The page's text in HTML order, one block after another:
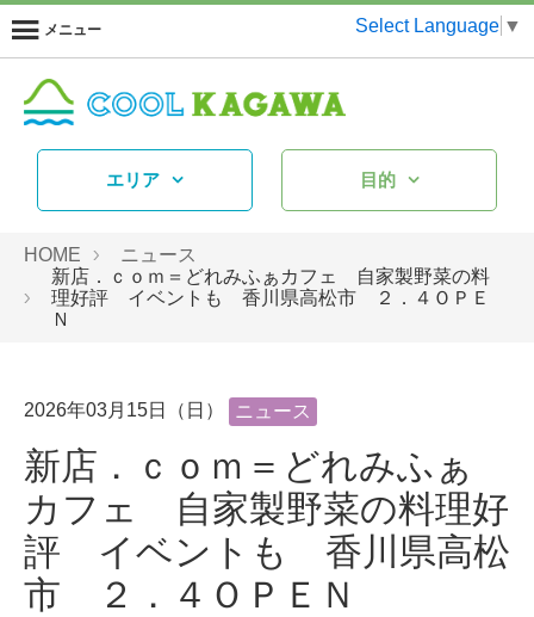
メニュー Select Language ▼
エリア 目的
HOME
ニュース
新店．ｃｏｍ＝どれみふぁカフェ 自家製野菜の料
理好評 イベントも 香川県高松市 ２．４ＯＰＥ
Ｎ
2026年03月15日（日） ニュース
新店．ｃｏｍ＝どれみふぁ
カフェ 自家製野菜の料理好
評 イベントも 香川県高松
市 ２．４ＯＰＥＮ